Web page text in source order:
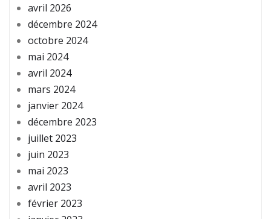
avril 2026
décembre 2024
octobre 2024
mai 2024
avril 2024
mars 2024
janvier 2024
décembre 2023
juillet 2023
juin 2023
mai 2023
avril 2023
février 2023